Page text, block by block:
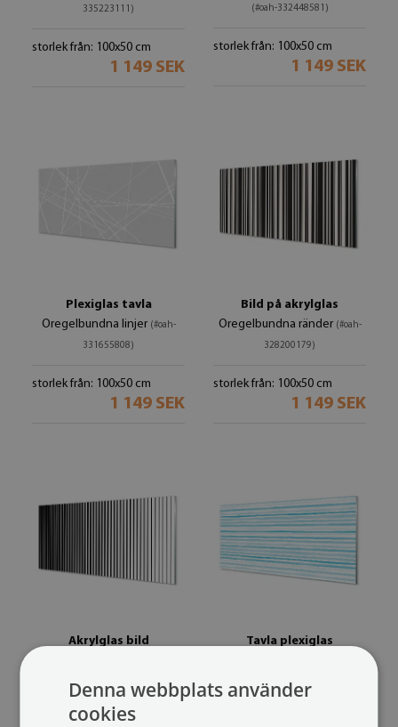
335223111)
storlek från: 100x50 cm
1 149 SEK
(#oah-332448581)
storlek från: 100x50 cm
1 149 SEK
Plexiglas tavla
Oregelbundna linjer (#oah-
331655808)
storlek från: 100x50 cm
1 149 SEK
Bild på akrylglas
Oregelbundna ränder (#oah-
328200179)
storlek från: 100x50 cm
1 149 SEK
Akrylglas bild
storlek från: 100x50 cm
Tavla plexiglas
storlek från: 100x50 cm
Denna webbplats använder
cookies